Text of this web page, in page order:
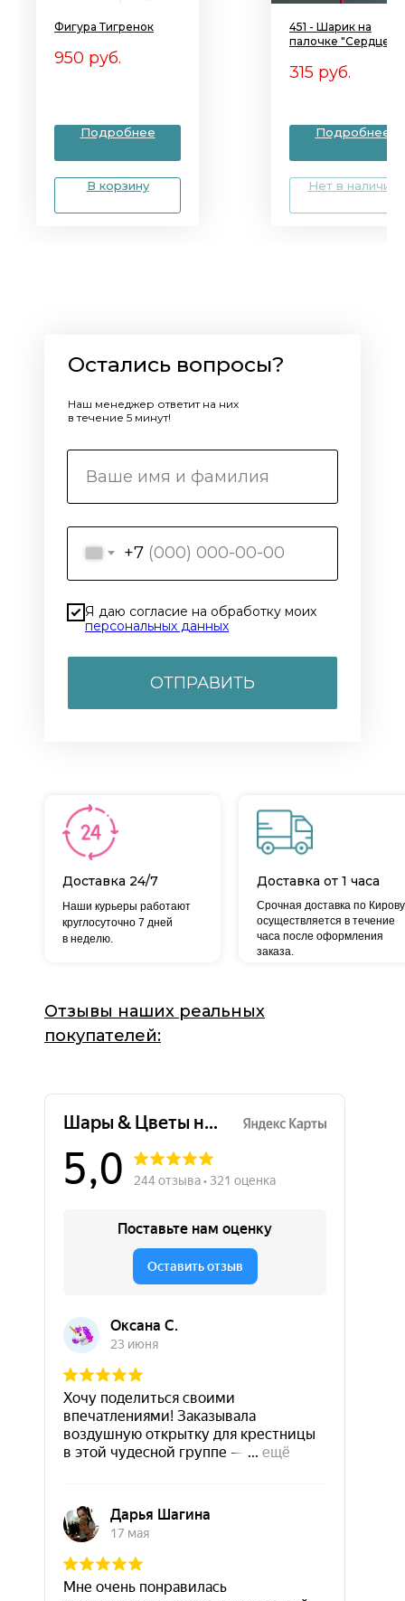
Фигура Тигренок
950 руб.
Подробнее
В корзину
451 - Шарик на
палочке "Сердце с
315 руб.
Подробнее
Нет в наличии
+7
Я даю согласие на обработку моих
персональных данных
ОТПРАВИТЬ
Остались вопросы?
Наш менеджер ответит на них
в течение 5 минут!
Доставка 24/7
Срочная доставка по Кирову
осуществляется в течение
часа после оформления
заказа.
Наши курьеры работают
круглосуточно 7 дней
в неделю.
Доставка от 1 часа
Отзывы наших реальных
покупателей: